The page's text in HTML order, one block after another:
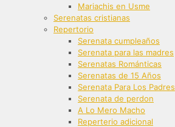
Mariachis en Usme
Serenatas cristianas
Repertorio
Serenata cumpleaños
Serenata para las madres
Serenatas Románticas
Serenatas de 15 Años
Serenata Para Los Padres
Serenata de perdon
A Lo Mero Macho
Reperterio adicional